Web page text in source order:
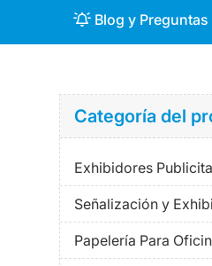
Blog y Preguntas
Blog y
Categoría del
Exhibidores
Señalización y
Papelería Para